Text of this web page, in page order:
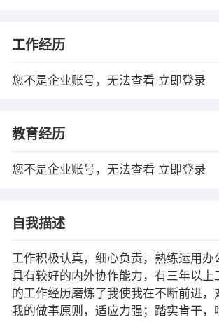
工作经历
您不是企业账号，无法查看 立即登录
教育经历
您不是企业账号，无法查看 立即登录
自我描述
工作积极认真，细心负责，熟练运用办
具有较好的内外协作能力，有三年以上
的工作经历磨炼了我使我在不断前进，
我的做事原则，适应力强；踏实肯干，